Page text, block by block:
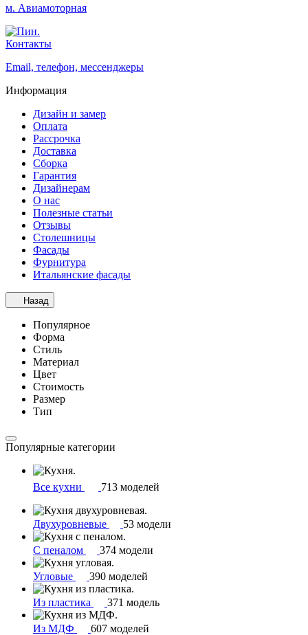
м. Авиамоторная
Контакты
Email, телефон, мессенджеры
Информация
Дизайн и замер
Оплата
Рассрочка
Доставка
Сборка
Гарантия
Дизайнерам
О нас
Полезные статьи
Отзывы
Столешницы
Фасады
Фурнитура
Итальянские фасады
Назад
Популярное
Форма
Стиль
Материал
Цвет
Стоимость
Размер
Тип
Популярные категории
Все кухни 713 моделей
Двухуровневые 53 модели
С пеналом 374 модели
Угловые 390 моделей
Из пластика 371 модель
Из МДФ 607 моделей